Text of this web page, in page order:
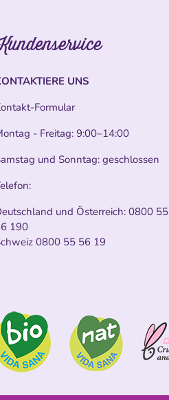
UNS
Formular
- Freitag: 9:00–14:00
und Sonntag: geschlossen
und Österreich:0800 55
190
0800 55 56 19